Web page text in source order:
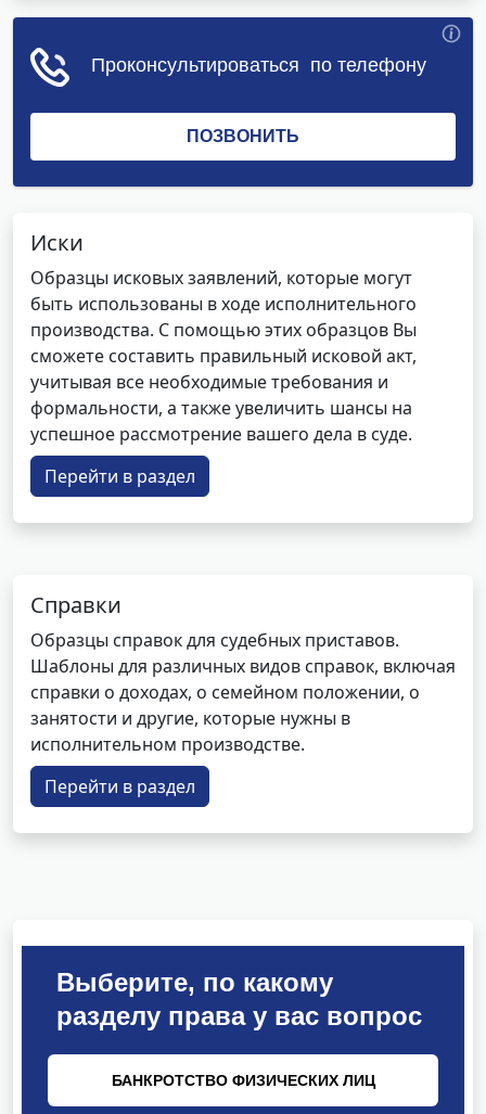
Иски
Образцы исковых заявлений, которые могут
быть использованы в ходе исполнительного
производства. С помощью этих образцов Вы
сможете составить правильный исковой акт,
учитывая все необходимые требования и
формальности, а также увеличить шансы на
успешное рассмотрение вашего дела в суде.
Перейти в раздел
Справки
Образцы справок для судебных приставов.
Шаблоны для различных видов справок, включая
справки о доходах, о семейном положении, о
занятости и другие, которые нужны в
исполнительном производстве.
Перейти в раздел